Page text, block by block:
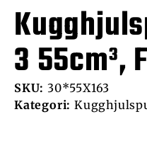
3 55cm³,
SKU: 30*55X163
Kategori: